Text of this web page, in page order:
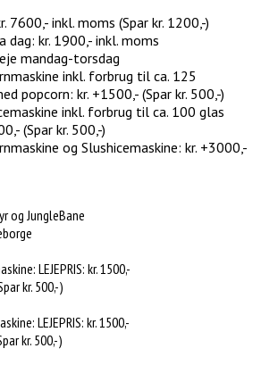
7600,- inkl. moms (Spar kr. 1200,-)
dag: kr. 1900,- inkl. moms
mandag-torsdag
inkl. forbrug til ca. 125
popcorn: kr. +1500,- (Spar kr. 500,-)
inkl. forbrug til ca. 100 glas
(Spar kr. 500,-)
og Slushicemaskine: kr. +3000,-
og JungleBane
LEJEPRIS: kr. 1500,-
kr. 500,-)
LEJEPRIS: kr. 1500,-
kr. 500,-)